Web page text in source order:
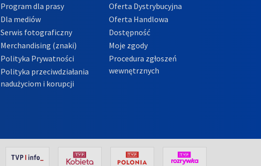
Program dla prasy
Dla mediów
Serwis fotograficzny
Merchandising (znaki)
Polityka Prywatności
Polityka przeciwdziałania
nadużyciom i korupcji
Oferta Dystrybucyjna
Oferta Handlowa
Dostępność
Moje zgody
Procedura zgłoszeń
wewnętrznych